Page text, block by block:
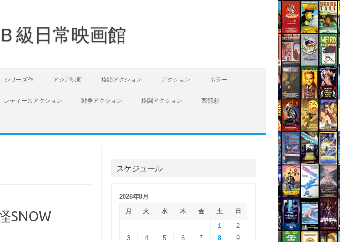
級日常映画館
シリーズ作 アジア映画 格闘アクション アクション ホラー
レディースアクション 戦争アクション 格闘アクション 西部劇
SNOW
スケジュール
2026年8月
月
火 水 木 金 土
日
1
2
3
4 5 6 7 8
9